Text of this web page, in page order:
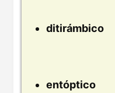
ditirámbico
entóptico